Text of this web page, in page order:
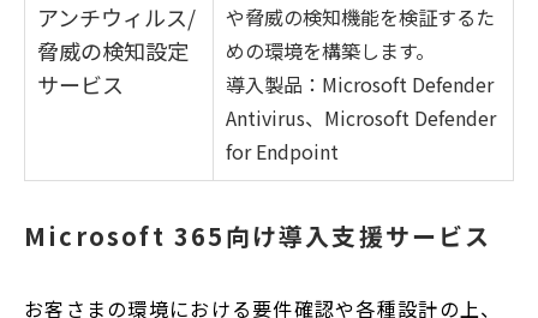
アンチウィルス/
脅威の検知設定
サービス
や脅威の検知機能を検証するた
めの環境を構築します。
導入製品：Microsoft Defender
Antivirus、Microsoft Defender
for Endpoint
Microsoft 365向け導入支援サービス
お客さまの環境における要件確認や各種設計の上、